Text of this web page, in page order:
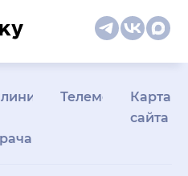
Телемедицина
Карта
сайта